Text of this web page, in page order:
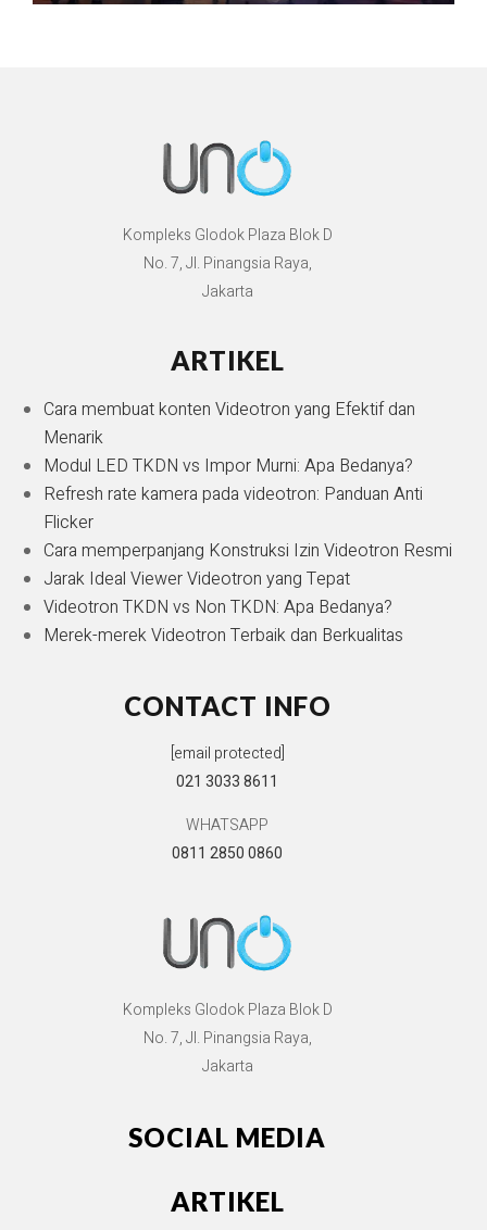
Kompleks Glodok Plaza Blok D
No. 7, Jl. Pinangsia Raya,
Jakarta
ARTIKEL
Cara membuat konten Videotron yang Efektif dan
Menarik
Modul LED TKDN vs Impor Murni: Apa Bedanya?
Refresh rate kamera pada videotron: Panduan Anti
Flicker
Cara memperpanjang Konstruksi Izin Videotron Resmi
Jarak Ideal Viewer Videotron yang Tepat
Videotron TKDN vs Non TKDN: Apa Bedanya?
Merek-merek Videotron Terbaik dan Berkualitas
CONTACT INFO
[email protected]
021 3033 8611
WHATSAPP
0811 2850 0860
Kompleks Glodok Plaza Blok D
No. 7, Jl. Pinangsia Raya,
Jakarta
SOCIAL MEDIA
ARTIKEL